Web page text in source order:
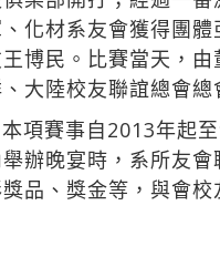
化材系友會獲得團
博民。比賽當天，
大陸校友聯誼總會
本項賽事自2013年起
舉辦晚宴時，系所友
品、獎金等，與會校